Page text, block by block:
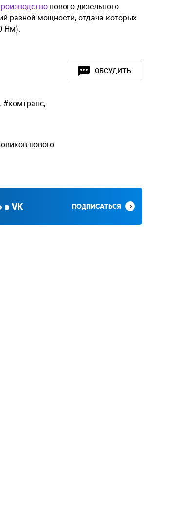
нового дизельного
разной мощности, отдача которых
Нм).
ОБСУДИТЬ
, #комтранс,
нового
в VK ПОДПИСАТЬСЯ